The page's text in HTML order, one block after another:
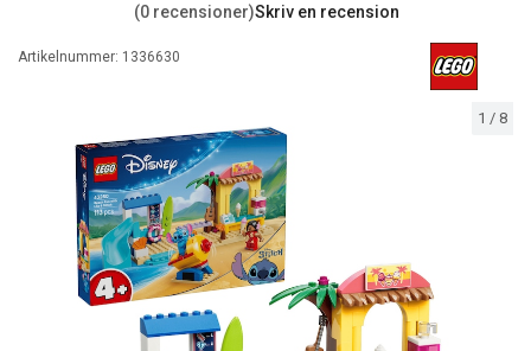
1 / 8
(0 recensioner)Skriv en recension
Artikelnummer: 1336630